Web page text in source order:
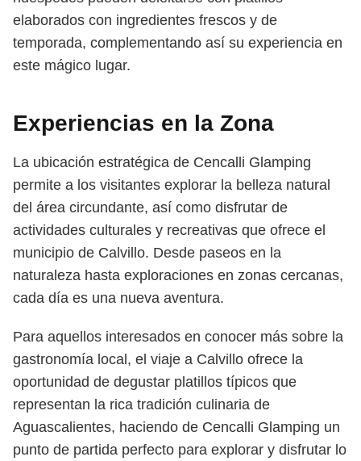
elaborados con ingredientes frescos y de
temporada, complementando así su experiencia en
este mágico lugar.
Experiencias en la Zona
La ubicación estratégica de Cencalli Glamping
permite a los visitantes explorar la belleza natural
del área circundante, así como disfrutar de
actividades culturales y recreativas que ofrece el
municipio de Calvillo. Desde paseos en la
naturaleza hasta exploraciones en zonas cercanas,
cada día es una nueva aventura.
Para aquellos interesados en conocer más sobre la
gastronomía local, el viaje a Calvillo ofrece la
oportunidad de degustar platillos típicos que
representan la rica tradición culinaria de
Aguascalientes, haciendo de Cencalli Glamping un
punto de partida perfecto para explorar y disfrutar lo